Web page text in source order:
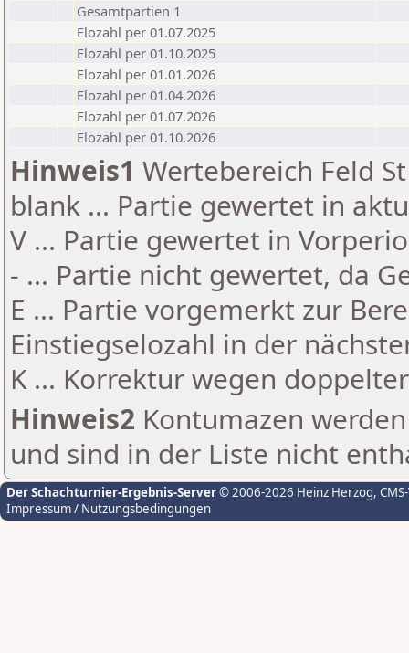
Gesamtpartien 1
Elozahl per 01.07.2025
Elozahl per 01.10.2025
Elozahl per 01.01.2026
Elozahl per 01.04.2026
Elozahl per 01.07.2026
Elozahl per 01.10.2026
Hinweis1 Wertebereich Feld
blank ... Partie gewertet in
V ... Partie gewertet in
- ... Partie nicht gewertet, da
E ... Partie vorgemerkt zur
Einstiegselozahl in der
K ... Korrektur wegen
Hinweis2 Kontumazen
und sind in der Liste nicht
Der Schachturnier-Ergebnis-Server© 2006-2026 Heinz Herzog,
Impressum / Nutzungsbedingungen